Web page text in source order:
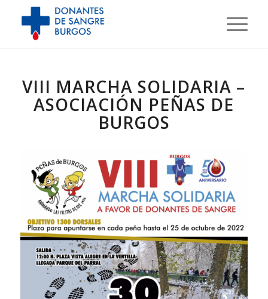
VIII MARCHA SOLIDARIA –
ASOCIACIÓN PEÑAS DE
BURGOS